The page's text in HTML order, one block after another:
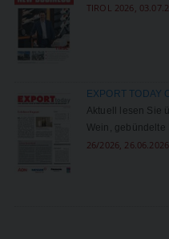
TIROL 2026,
EXPORT TODAY
Aktuell lesen Sie
Wein, gebündelte
26/2026, 26.06.2026